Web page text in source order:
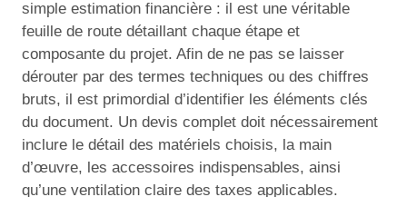
simple estimation financière : il est une véritable
feuille de route détaillant chaque étape et
composante du projet. Afin de ne pas se laisser
dérouter par des termes techniques ou des chiffres
bruts, il est primordial d’identifier les éléments clés
du document. Un devis complet doit nécessairement
inclure le détail des matériels choisis, la main
d’œuvre, les accessoires indispensables, ainsi
qu’une ventilation claire des taxes applicables.